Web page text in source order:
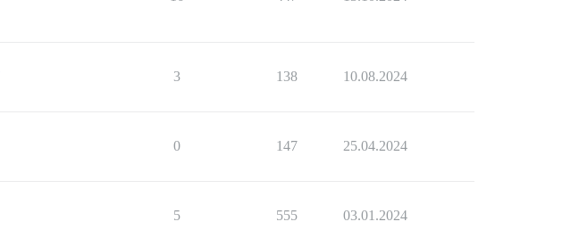
3 138 10.08.2024
0 147 25.04.2024
5 555 03.01.2024